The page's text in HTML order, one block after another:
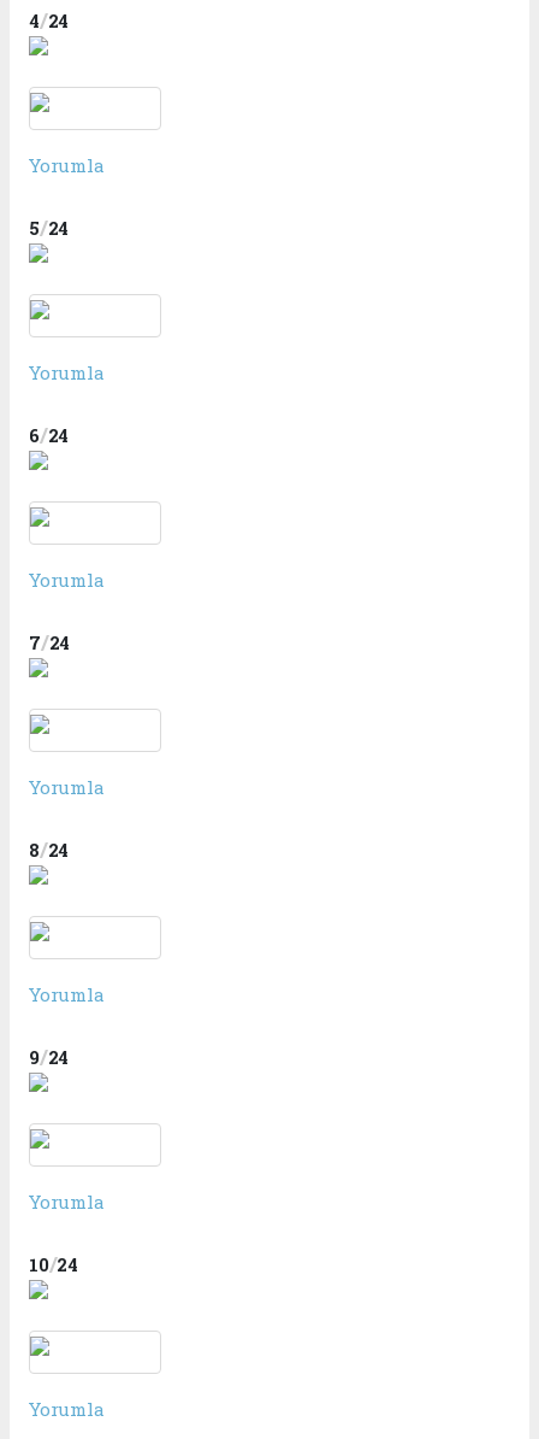
4/24
Yorumla
5/24
Yorumla
6/24
Yorumla
7/24
Yorumla
8/24
Yorumla
9/24
Yorumla
10/24
Yorumla